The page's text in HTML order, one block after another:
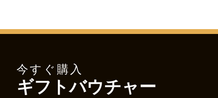
今すぐ購入
ギフトバウチャー